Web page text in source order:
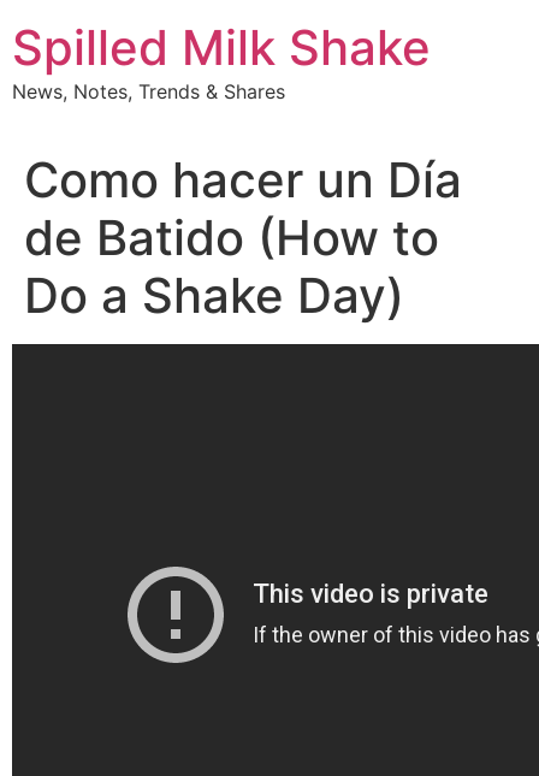
to
content
Spilled Milk Shake
News, Notes, Trends & Shares
Como hacer un Día
de Batido (How to
Do a Shake Day)